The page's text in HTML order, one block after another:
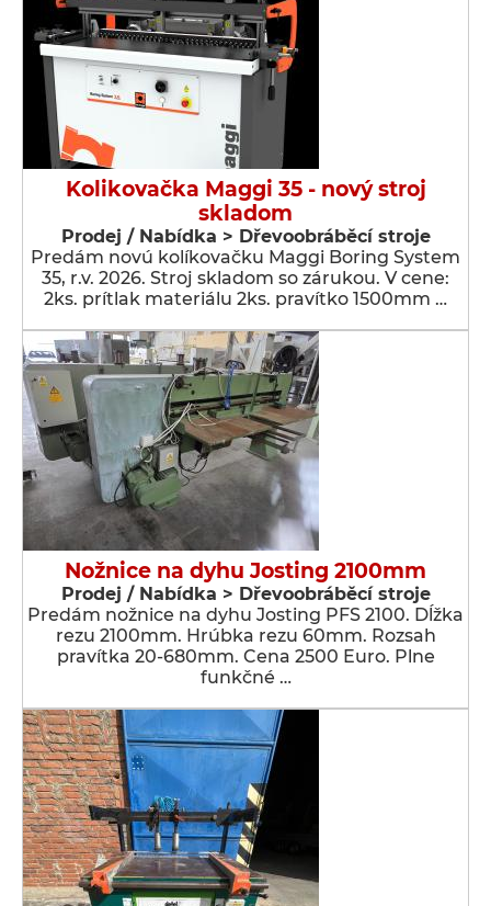
Kolikovačka Maggi 35 - nový stroj
skladom
Prodej / Nabídka > Dřevoobráběcí stroje
Predám novú kolíkovačku Maggi Boring System
35, r.v. 2026. Stroj skladom so zárukou. V cene:
2ks. prítlak materiálu 2ks. pravítko 1500mm …
Nožnice na dyhu Josting 2100mm
Prodej / Nabídka > Dřevoobráběcí stroje
Predám nožnice na dyhu Josting PFS 2100. Dĺžka
rezu 2100mm. Hrúbka rezu 60mm. Rozsah
pravítka 20-680mm. Cena 2500 Euro. Plne
funkčné …